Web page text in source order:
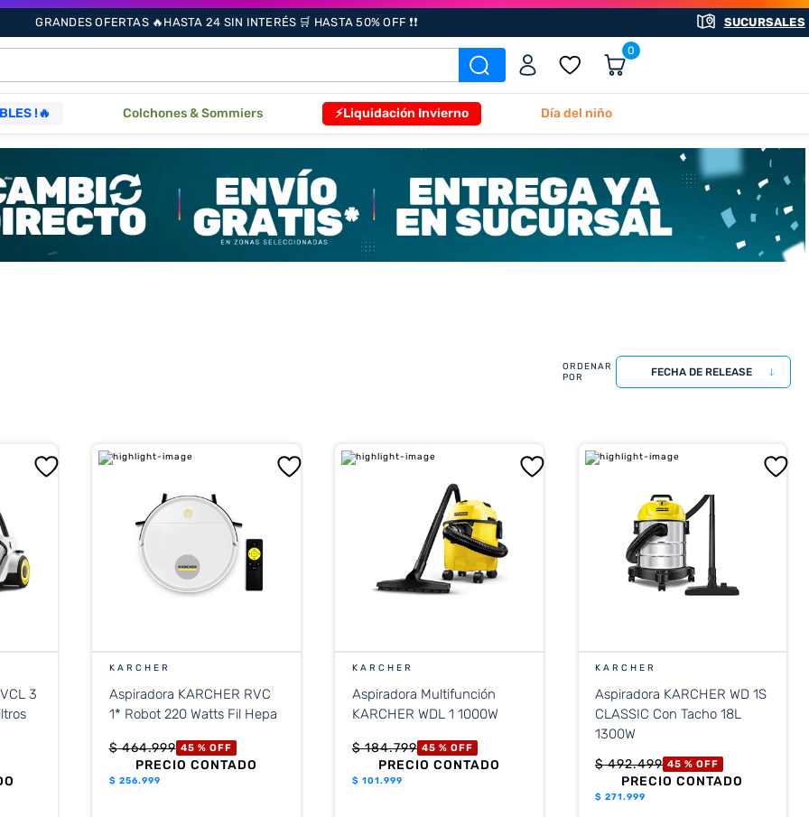
GRANDES OFERTAS 🔥HASTA 24 SIN INTERÉS 🛒 HASTA 50% OFF ❗❗ SUCURSALES
0
!🔥 Colchones & Sommiers ⚡Liquidación Invierno Día del niño
FECHA DE RELEASE
3
KARCHER
Aspiradora KARCHER RVC
1* Robot 220 Watts Fil Hepa
$ 464.999 45 % OFF
PRECIO CONTADO
$ 256.999
KARCHER
Aspiradora Multifunción
KARCHER WDL 1 1000W
$ 184.799 45 % OFF
PRECIO CONTADO
$ 101.999
KARCHER
Aspiradora KARCHER WD 1S
CLASSIC Con Tacho 18L
1300W
$ 492.499 45 % OFF
PRECIO CONTADO
$271.999
BUSCADOS